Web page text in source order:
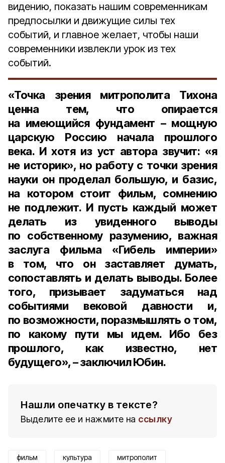
видению, показать нашим современникам
предпосылки и движущие силы тех
событий, и главное желает, чтобы наши
современники извлекли урок из тех
событий.
«Точка зрения митрополита Тихона
ценна тем, что опирается
на имеющийся фундамент – мощную
царскую Россию начала прошлого
века. И хотя из уст автора звучит: «я
не историк», но работу с точки зрения
науки он проделал большую, и базис,
на котором стоит фильм, сомнению
не подлежит. И пусть каждый может
делать из увиденного выводы
по собственному разумению, важная
заслуга фильма «Гибель империи»
в том, что он заставляет думать,
сопоставлять и делать выводы. Более
того, призывает задуматься над
событиями вековой давности и,
по возможности, поразмышлять о том,
по какому пути мы идем. Ибо без
прошлого, как известно, нет
будущего», – заключил Юбин.
Нашли опечатку в тексте?
Выделите ее и нажмите на ссылку
фильм культура митрополит